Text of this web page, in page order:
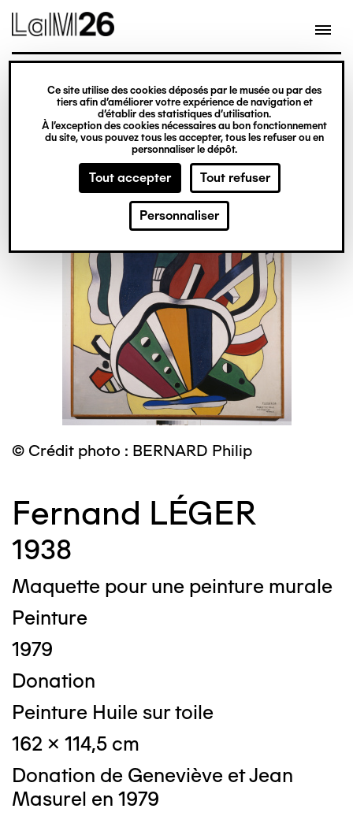
Gestion des cookies
Ce site utilise des cookies déposés par le musée ou par des
tiers afin d’améliorer votre expérience de navigation et
d’établir des statistiques d’utilisation.
À l’exception des cookies nécessaires au bon fonctionnement
du site, vous pouvez tous les accepter, tous les refuser ou en
personnaliser le dépôt.
Tout accepter Tout refuser
Personnaliser
contenu
© Crédit photo : BERNARD Philip
Fernand LÉGER
1938
Maquette pour une peinture murale
Peinture
1979
Donation
Peinture Huile sur toile
162 x 114,5 cm
Donation de Geneviève et Jean
Masurel en 1979